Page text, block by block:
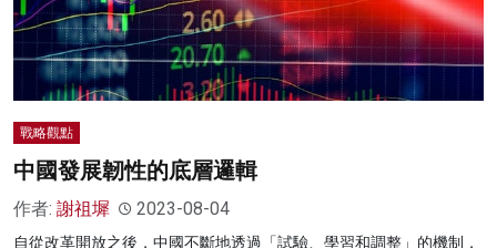
戰略觀點
中國發展韌性的底層邏輯
作者: 謝祖墀 2023-08-04
自從改革開放之後，中國不斷地透過「試驗、學習和調整」的機制，